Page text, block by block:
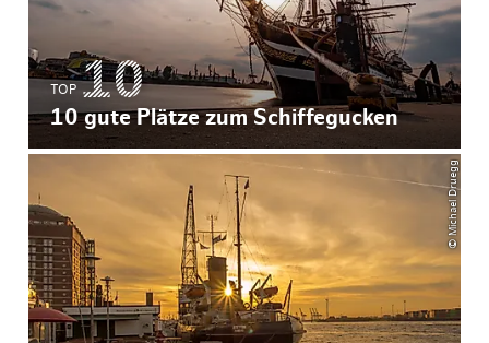
TOP
10 gute Plätze zum Schiffegucken
© Michael Druegg